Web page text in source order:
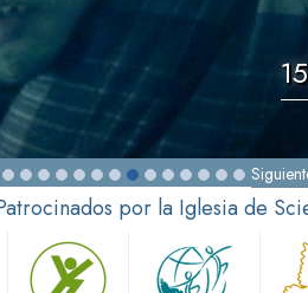
por la Iglesia de